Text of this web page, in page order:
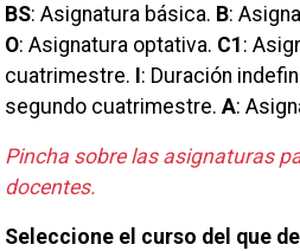
BS: Asignatura básica. B:
O: Asignatura optativa. C1 :
cuatrimestre. : Duración
segundo cuatrimestre. A:
Pincha sobre las asignaturas
docentes.
Seleccione el curso del que